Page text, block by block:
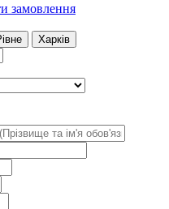
замовлення
Харків